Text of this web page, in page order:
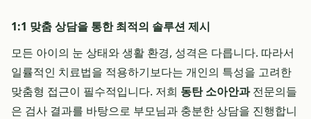
1:1 맞춤 상담을 통한 최적의 솔루션 제시
모든 아이의 눈 상태와 생활 환경, 성격은 다릅니다. 따라서
일률적인 치료법을 적용하기보다는 개인의 특성을 고려한
맞춤형 접근이 필수적입니다. 저희 동탄 소아안과전문의들
은 검사 결과를 바탕으로 부모님과 충분한 상담을 진행합니